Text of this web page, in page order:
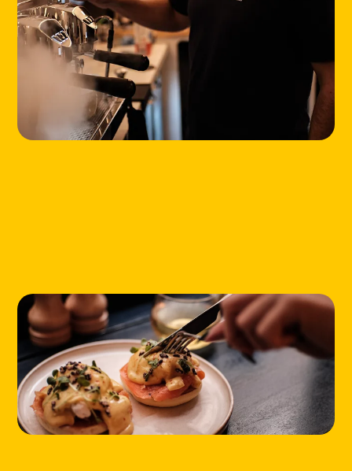
LOCATIONS
ABOUT
CONTACT